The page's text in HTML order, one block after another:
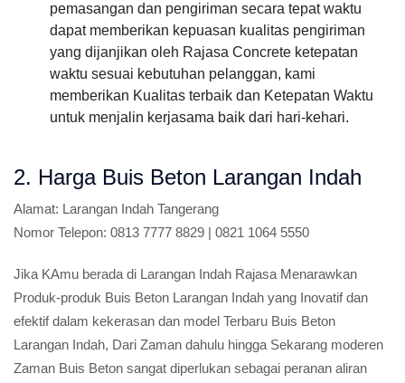
pemasangan dan pengiriman secara tepat waktu
dapat memberikan kepuasan kualitas pengiriman
yang dijanjikan oleh Rajasa Concrete ketepatan
waktu sesuai kebutuhan pelanggan, kami
memberikan Kualitas terbaik dan Ketepatan Waktu
untuk menjalin kerjasama baik dari hari-kehari.
2. Harga Buis Beton Larangan Indah
Alamat: Larangan Indah Tangerang
Nomor Telepon: 0813 7777 8829 | 0821 1064 5550
Jika KAmu berada di Larangan Indah Rajasa Menarawkan
Produk-produk Buis Beton Larangan Indah yang Inovatif dan
efektif dalam kekerasan dan model Terbaru Buis Beton
Larangan Indah, Dari Zaman dahulu hingga Sekarang moderen
Zaman Buis Beton sangat diperlukan sebagai peranan aliran